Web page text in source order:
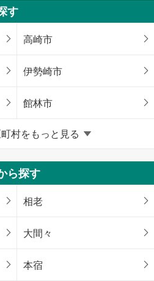
す
高崎市
伊勢崎市
館林市
吾妻郡長野原町
邑楽郡明和町
邑楽郡邑楽町
村をもっと見る
ら探す
相老
大間々
本宿